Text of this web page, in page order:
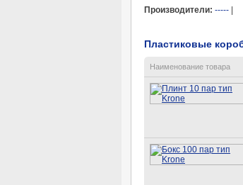
Производители: -----
Пластиковые
Наименование товара